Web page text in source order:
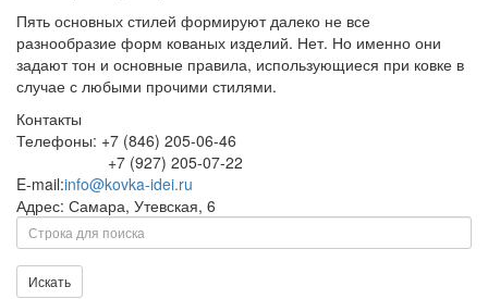
Пять основных стилей формируют далеко не все
разнообразие форм кованых изделий. Нет. Но именно они
задают тон и основные правила, использующиеся при ковке в
случае с любыми прочими стилями.
Контакты
Телефоны: +7 (846) 205-06-46
+7 (927) 205-07-22
E-mail:info@kovka-idei.ru
Адрес: Самара, Утевская, 6
Поиск
Искать